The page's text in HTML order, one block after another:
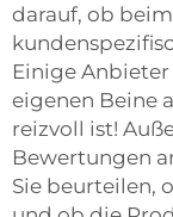
darauf, ob
Einige
eigenen Beine
reizvoll ist!
Bewertungen
Sie beurteilen,